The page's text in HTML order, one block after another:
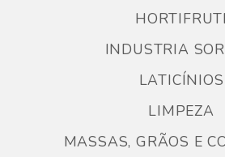
HORTIFRUTI
INDUSTRIA
LATICÍNIOS
LIMPEZA
MASSAS, GRÃOS E